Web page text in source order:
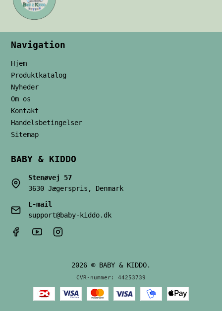
Navigation
Hjem
Produktkatalog
Nyheder
Om os
Kontakt
Handelsbetingelser
Sitemap
BABY & KIDDO
Stenøvej 57
3630 Jægerspris, Denmark
E-mail
support@baby-kiddo.dk
2026 © BABY & KIDDO.
CVR-nummer: 44253739